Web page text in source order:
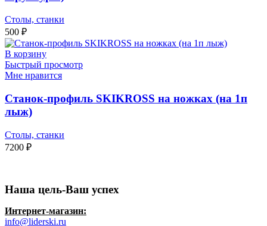
Столы, станки
500 ₽
В корзину
Быстрый просмотр
Мне нравится
Станок-профиль SKIKROSS на ножках (на 1п
лыж)
Столы, станки
7200 ₽
Наша цель-Ваш успех
Интернет-магазин:
info@liderski.ru